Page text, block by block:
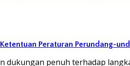
Peraturan Perundang-
dukungan penuh terhadap